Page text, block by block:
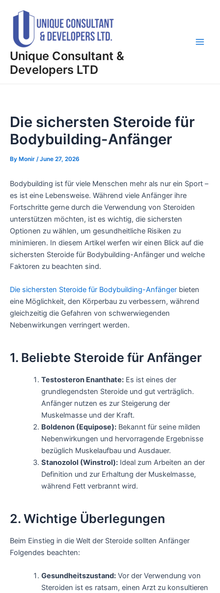
Unique Consultant &
Developers LTD
Die sichersten Steroide für
Bodybuilding-Anfänger
By Monir /June 27, 2026
Bodybuilding ist für viele Menschen mehr als nur ein Sport –
es ist eine Lebensweise. Während viele Anfänger ihre
Fortschritte gerne durch die Verwendung von Steroiden
unterstützen möchten, ist es wichtig, die sichersten
Optionen zu wählen, um gesundheitliche Risiken zu
minimieren. In diesem Artikel werfen wir einen Blick auf die
sichersten Steroide für Bodybuilding-Anfänger und welche
Faktoren zu beachten sind.
Die sichersten Steroide für Bodybuilding-Anfänger bieten
eine Möglichkeit, den Körperbau zu verbessern, während
gleichzeitig die Gefahren von schwerwiegenden
Nebenwirkungen verringert werden.
1. Beliebte Steroide für Anfänger
Testosteron Enanthate:Es ist eines der
grundlegendsten Steroide und gut verträglich.
Anfänger nutzen es zur Steigerung der
Muskelmasse und der Kraft.
Boldenon (Equipose):Bekannt für seine milden
Nebenwirkungen und hervorragende Ergebnisse
bezüglich Muskelaufbau und Ausdauer.
Stanozolol (Winstrol):Ideal zum Arbeiten an der
Definition und zur Erhaltung der Muskelmasse,
während Fett verbrannt wird.
2. Wichtige Überlegungen
Beim Einstieg in die Welt der Steroide sollten Anfänger
Folgendes beachten:
Gesundheitszustand:Vor der Verwendung von
Steroiden ist es ratsam, einen Arzt zu konsultieren
navigation